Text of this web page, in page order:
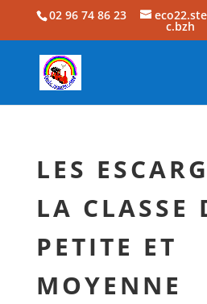
02 96 74 86 23
c.bzh
LES
LA CLASSE
PETITE ET
MOYENNE